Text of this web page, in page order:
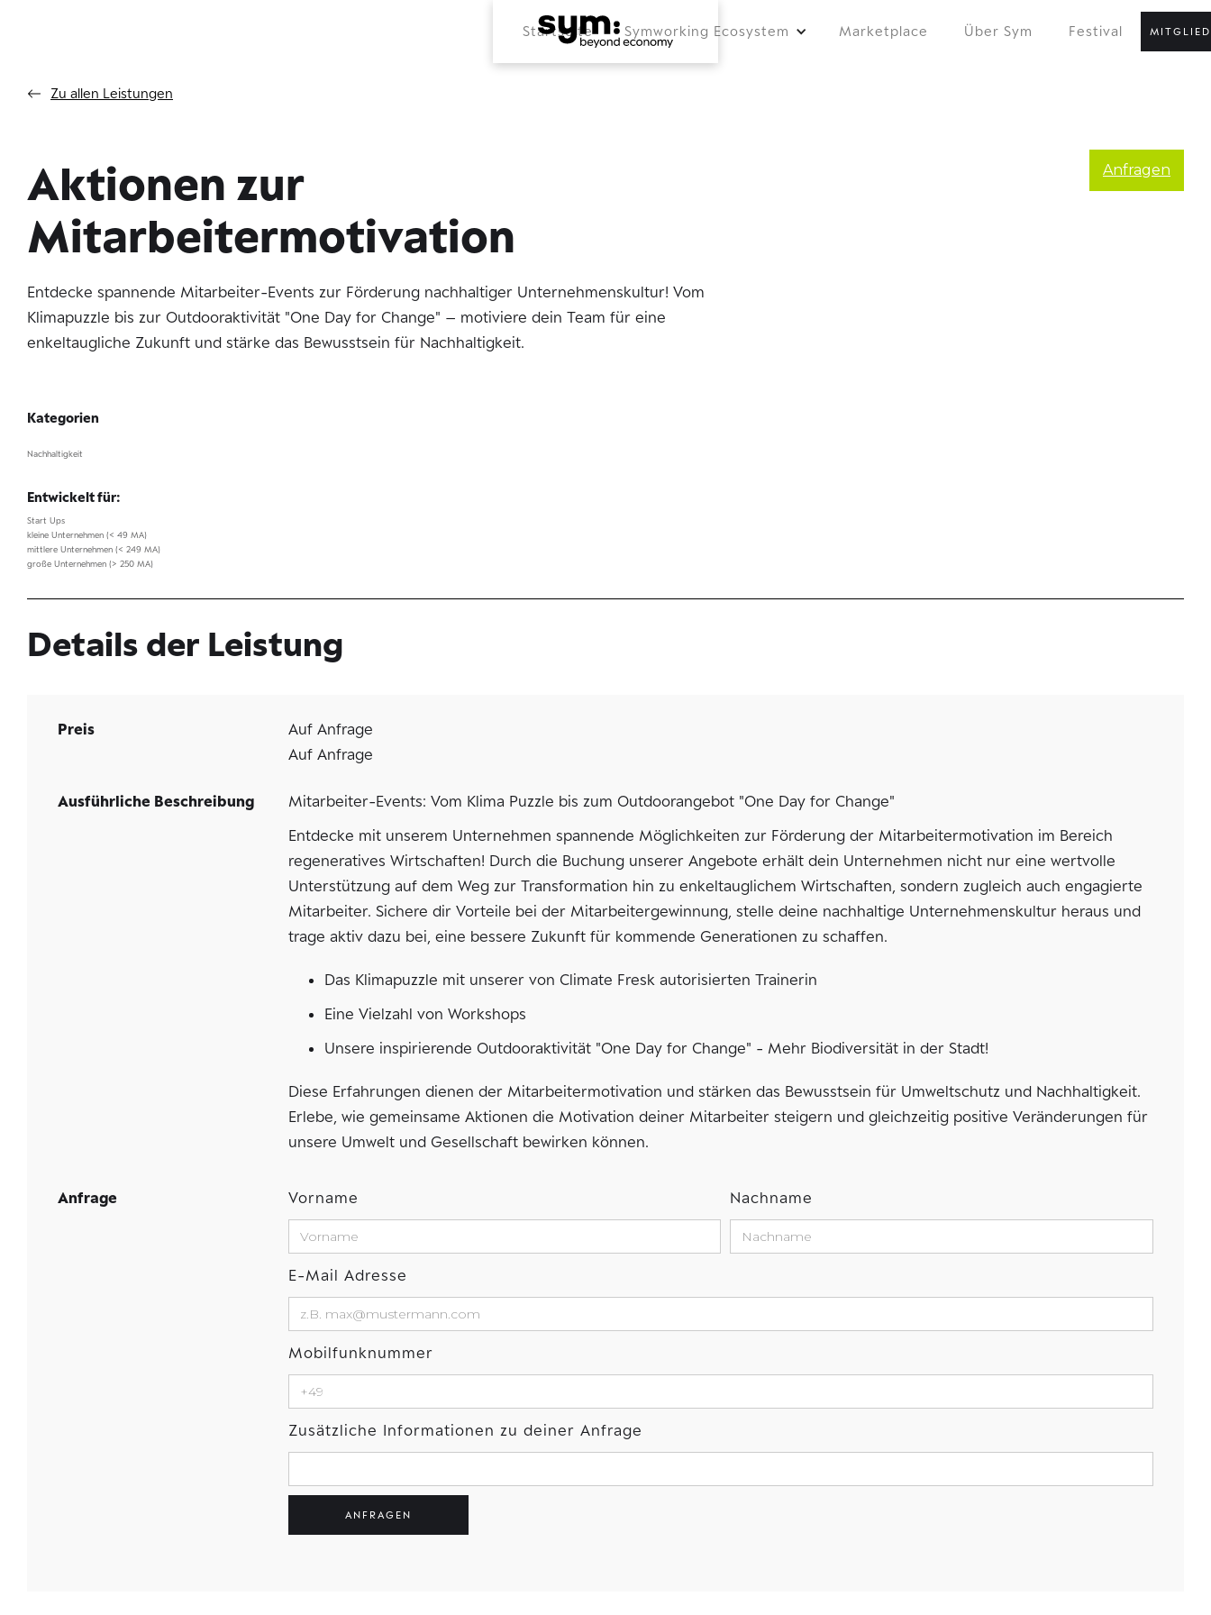
Startseite Symworking Ecosystem Marketplace Über Sym Festival
Zu allen Leistungen
Aktionen zur
Mitarbeitermotivation
Entdecke spannende Mitarbeiter-Events zur Förderung nachhaltiger Unternehmenskultur! Vom
Klimapuzzle bis zur Outdooraktivität "One Day for Change" – motiviere dein Team für eine
enkeltaugliche Zukunft und stärke das Bewusstsein für Nachhaltigkeit.
Kategorien
Nachhaltigkeit
Entwickelt für:
Start Ups
kleine Unternehmen (< 49 MA)
mittlere Unternehmen (< 249 MA)
große Unternehmen (> 250 MA)
Anfragen
Details der Leistung
Preis
Auf Anfrage
Auf Anfrage
Ausführliche Beschreibung
Mitarbeiter-Events: Vom Klima Puzzle bis zum Outdoorangebot "One Day for Change"
Entdecke mit unserem Unternehmen spannende Möglichkeiten zur Förderung der Mitarbeitermotivation im Bereich
regeneratives Wirtschaften! Durch die Buchung unserer Angebote erhält dein Unternehmen nicht nur eine wertvolle
Unterstützung auf dem Weg zur Transformation hin zu enkeltauglichem Wirtschaften, sondern zugleich auch engagierte
Mitarbeiter. Sichere dir Vorteile bei der Mitarbeitergewinnung, stelle deine nachhaltige Unternehmenskultur heraus und
trage aktiv dazu bei, eine bessere Zukunft für kommende Generationen zu schaffen.
Das Klimapuzzle mit unserer von Climate Fresk autorisierten Trainerin
Eine Vielzahl von Workshops
Unsere inspirierende Outdooraktivität "One Day for Change" - Mehr Biodiversität in der Stadt!
Diese Erfahrungen dienen der Mitarbeitermotivation und stärken das Bewusstsein für Umweltschutz und Nachhaltigkeit.
Erlebe, wie gemeinsame Aktionen die Motivation deiner Mitarbeiter steigern und gleichzeitig positive Veränderungen für
unsere Umwelt und Gesellschaft bewirken können.
Anfrage Vorname Nachname
E-Mail Adresse
Mobilfunknummer
Zusätzliche Informationen zu deiner Anfrage